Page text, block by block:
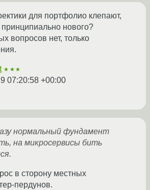
для портфолио клепают,
принципиально нового?
вопросов нет, только
★★★
07:20:58 +00:00
нормальный фундамент
на микросервисы бить
в сторону местных
пердунов.